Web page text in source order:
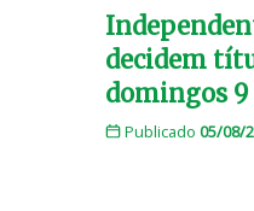
decidem
domingos 9
Publicado 05/08/